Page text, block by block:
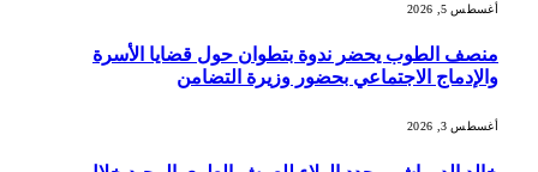
أغسطس 5, 2026
منصف الطوب يحضر ندوة بتطوان حول قضايا الأسرة
والإدماج الاجتماعي بحضور وزيرة التضامن
أغسطس 3, 2026